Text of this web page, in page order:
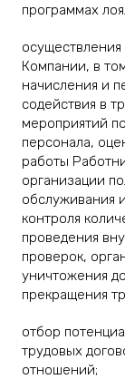
программах
Компании, в
начисления и
содействия в
мероприятий
персонала,
работы
организации
обслуживания
контроля
проведения
проверок,
уничтожения
прекращения
отбор
трудовых
отношений;